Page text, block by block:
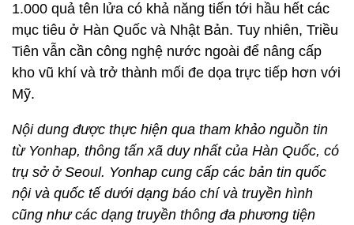
1.000 quả tên lửa có khả năng tiến tới hầu hết các
mục tiêu ở Hàn Quốc và Nhật Bản. Tuy nhiên, Triều
Tiên vẫn cần công nghệ nước ngoài để nâng cấp
kho vũ khí và trở thành mối đe dọa trực tiếp hơn với
Mỹ.
Nội dung được thực hiện qua tham khảo nguồn tin
từ Yonhap, thông tấn xã duy nhất của Hàn Quốc, có
trụ sở ở Seoul. Yonhap cung cấp các bản tin quốc
nội và quốc tế dưới dạng báo chí và truyền hình
cũng như các dạng truyền thông đa phương tiện